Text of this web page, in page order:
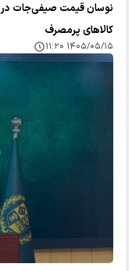
نوسان قیمت صیفی‌جات در
کالا‌های پرمصرف
۱۴۰۵/۰۵/۱۵ ۱۱:۲۰